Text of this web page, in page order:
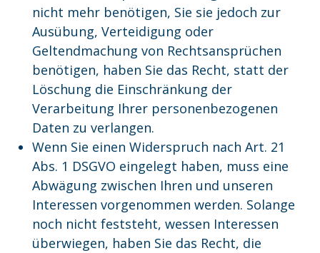
nicht mehr benötigen, Sie sie jedoch zur
Ausübung, Verteidigung oder
Geltendmachung von Rechtsansprüchen
benötigen, haben Sie das Recht, statt der
Löschung die Einschränkung der
Verarbeitung Ihrer personenbezogenen
Daten zu verlangen.
Wenn Sie einen Widerspruch nach Art. 21
Abs. 1 DSGVO eingelegt haben, muss eine
Abwägung zwischen Ihren und unseren
Interessen vorgenommen werden. Solange
noch nicht feststeht, wessen Interessen
überwiegen, haben Sie das Recht, die